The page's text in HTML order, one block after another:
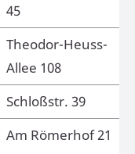
45
Theodor-Heuss-
Allee 108
Schloßstr. 39
Am Römerhof 21